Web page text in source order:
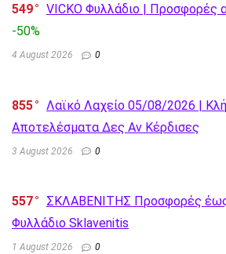
549
VICKO Φυλλάδιο | Προσφορές
-50%
4 August 2026 0
855
Λαϊκό Λαχείο 05/08/2026 |
Αποτελέσματα Δες Αν Κέρδισες
3 August 2026 0
557
ΣΚΛΑΒΕΝΙΤΗΣ Προσφορές
Φυλλάδιο Sklavenitis
1 August 2026 0